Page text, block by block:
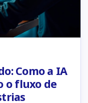
Como a IA
o fluxo de